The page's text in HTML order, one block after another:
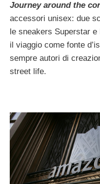
Journey around the
accessori unisex: due
le sneakers Superstar
il viaggio come fonte
sempre autori di
street life.